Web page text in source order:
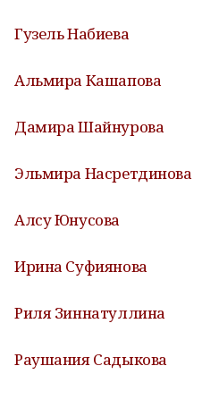
Гузель Набиева
Альмира Кашапова
Дамира Шайнурова
Эльмира Насретдинова
Алсу Юнусова
Ирина Суфиянова
Риля Зиннатуллина
Раушания Садыкова